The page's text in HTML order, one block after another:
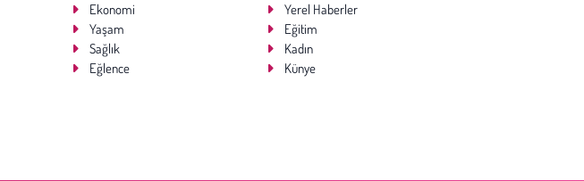
Ekonomi
Yerel Haberler
Yaşam
Eğitim
Sağlık
Kadın
Eğlence
Künye